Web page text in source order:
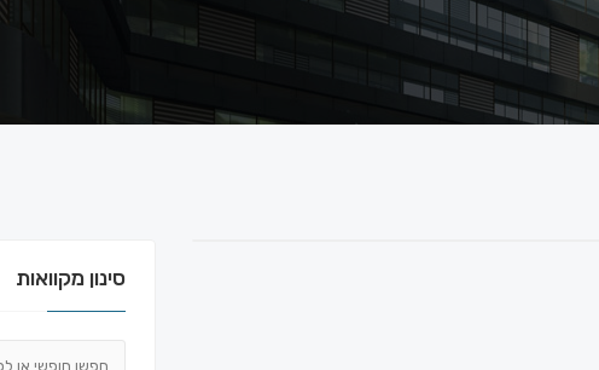
סינון מקוואות